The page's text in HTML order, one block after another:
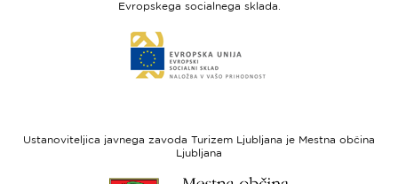
regionalni
Evropskega socialnega sklada.
do
spletne
sklad
Ustanoviteljica javnega zavoda Turizem Ljubljana je Mestna občina
Ljubljana